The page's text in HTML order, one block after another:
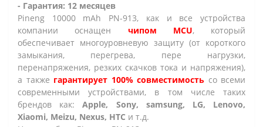
- Гарантия: 12 месяцев
Pineng 10000 mAh PN-913, как и все устройства
компании оснащен чипом MCU, который
обеспечивает многоуровневую защиту (от короткого
замыкания, перегрева, пере нагрузки,
перенапряжения, резких скачков тока и напряжения),
а также гарантирует 100% совместимость со всеми
современными устройствами, в том числе таких
брендов как:Apple, Sony, samsung, LG, Lenovo,
Xiaomi, Meizu, Nexus, HTC и т.д.